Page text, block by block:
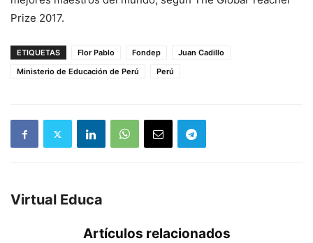
Prize 2017.
ETIQUETAS Flor Pablo Fondep
Juan Cadillo
Ministerio de Educación de Perú
Perú
Virtual Educa
Artículos relacionados